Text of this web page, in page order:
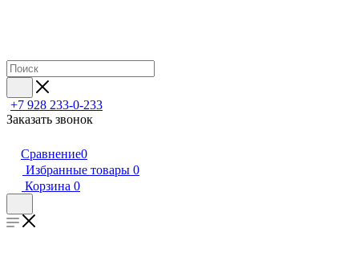
+7 928 233-0-233
Заказать звонок
Сравнение0
Избранные товары 0
Корзина 0